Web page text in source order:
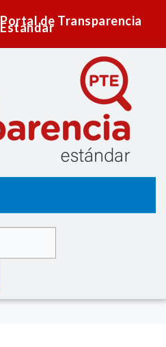
Portal de Transparencia
Estándar